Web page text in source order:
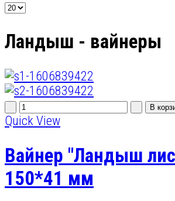
Ландыш - вайнеры
Quick View
Вайнер "Ландыш
150*41 мм